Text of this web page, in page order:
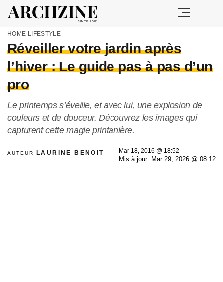
HOME LIFESTYLE
Réveiller votre jardin après
l’hiver : Le guide pas à pas d’un
pro
Le printemps s’éveille, et avec lui, une explosion de
couleurs et de douceur. Découvrez les images qui
capturent cette magie printanière.
AUTEUR LAURINE BENOIT
Mar 18, 2016 @ 18:52
Mis à jour: Mar 29, 2026 @ 08:12